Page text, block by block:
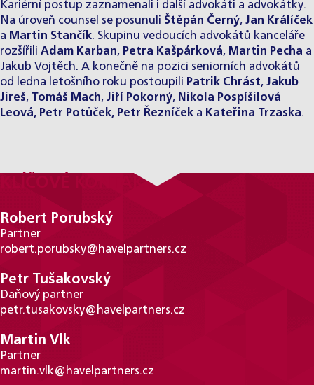
Kariérní postup zaznamenali i další advokáti a advokátky.
Na úroveň counsel se posunuli Štěpán Černý, Jan Králíček
a Martin Stančík. Skupinu vedoucích advokátů kanceláře
rozšířili Adam Karban, Petra Kašpárková, Martin Pecha a
Jakub Vojtěch. A konečně na pozici seniorních advokátů
od ledna letošního roku postoupili Patrik Chrást, Jakub
Jireš, Tomáš Mach, Jiří Pokorný, Nikola Pospíšilová
Leová, Petr Potůček, Petr Řezníček a Kateřina Trzaska.
KLÍČOVÉ KONTAKTY
Robert Porubský
Partner
robert.porubsky@havelpartners.cz
Petr Tušakovský
Daňový partner
petr.tusakovsky@havelpartners.cz
Martin Vlk
Partner
martin.vlk@havelpartners.cz